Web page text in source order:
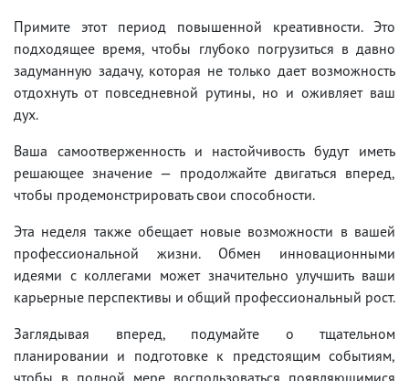
Примите этот период повышенной креативности. Это
подходящее время, чтобы глубоко погрузиться в давно
задуманную задачу, которая не только дает возможность
отдохнуть от повседневной рутины, но и оживляет ваш
дух.
Ваша самоотверженность и настойчивость будут иметь
решающее значение — продолжайте двигаться вперед,
чтобы продемонстрировать свои способности.
Эта неделя также обещает новые возможности в вашей
профессиональной жизни. Обмен инновационными
идеями с коллегами может значительно улучшить ваши
карьерные перспективы и общий профессиональный рост.
Заглядывая вперед, подумайте о тщательном
планировании и подготовке к предстоящим событиям,
чтобы в полной мере воспользоваться появляющимися